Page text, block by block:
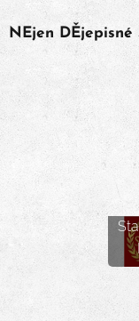
NEjen DĚjepisné